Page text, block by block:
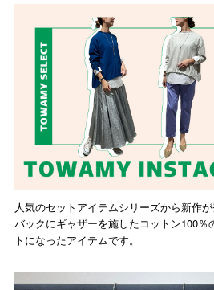
人気のセットアイテムシリーズから新作が
バックにギャザーを施したコットン100％
トになったアイテムです。